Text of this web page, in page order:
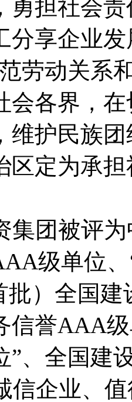
勇担社会
分享企业
劳动关系
会各界，
维护民族
区定为承
团被评为
级单位
批）全国
信誉AAA
”、全国建
企业、值